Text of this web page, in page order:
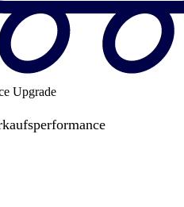
Upgrade